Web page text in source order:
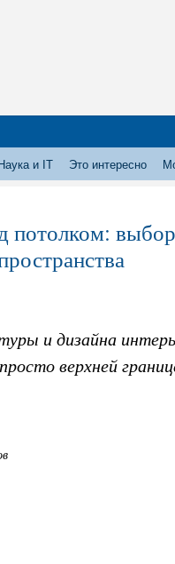
Наука и IT Это интересно
потолком:
и дизайна
верхней